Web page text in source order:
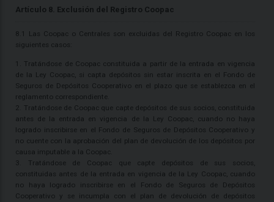
Artículo 8. Exclusión del Registro Coopac
8.1 Las Coopac o Centrales son excluidas del Registro Coopac en los
siguientes casos:
1. Tratándose de Coopac constituida a partir de la entrada en vigencia
de la Ley Coopac, si capta depósitos sin estar inscrita en el Fondo de
Seguros de Depósitos Cooperativo en el plazo que se establezca en el
reglamento correspondiente.
2. Tratándose de Coopac que capte depósitos de sus socios, constituida
antes de la entrada en vigencia de la Ley Coopac, cuando no haya
logrado inscribirse en el Fondo de Seguros de Depósitos Cooperativo y
no cuente con la aprobación del plan de devolución de los depósitos por
causa imputable a la Coopac.
3. Tratándose de Coopac que capte depósitos de sus socios,
constituidas antes de la entrada en vigencia de la Ley Coopac, cuando
no haya logrado inscribirse en el Fondo de Seguros de Depósitos
Cooperativo y se incumpla con el plan de devolución de depósitos